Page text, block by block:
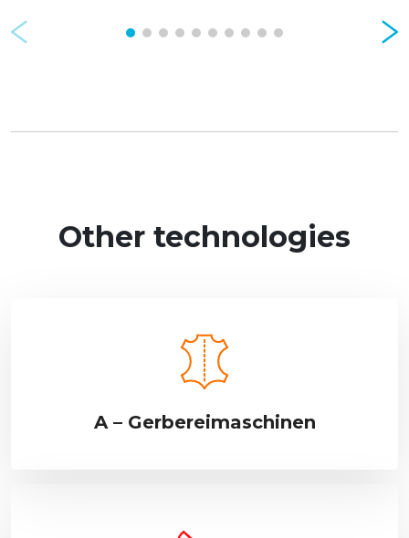
Prev
Other technologies
A – Gerbereimaschinen